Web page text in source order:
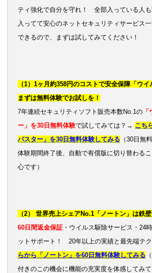
ティ強化で自分を守れ！ 全部入っている人
入ってて安心のネットセキュリティサービス
できるので、まずは試してみてください！
（1）1ヶ月約358円のコストで安全保障「ウ
まずは無料体験でお試しを！
7年連続セキュリティソフト販売本数No.1の
ー」を30日無料体験で試してみては？→ こち
バスター」を30日無料体験してみる （30日無
体験期間終了後、自動で有償版に切り替わる
心です）
（2） 世界売上シェアNo.1「ノートン」は鉄
60日間返金保証 ・ウイルス駆除サービス・24
ットサポート！ 20年以上の実績と最先端テ
らから「ノートン」を60日無料体験してみる
付きのこの機会に機能の充実度を体感してみて